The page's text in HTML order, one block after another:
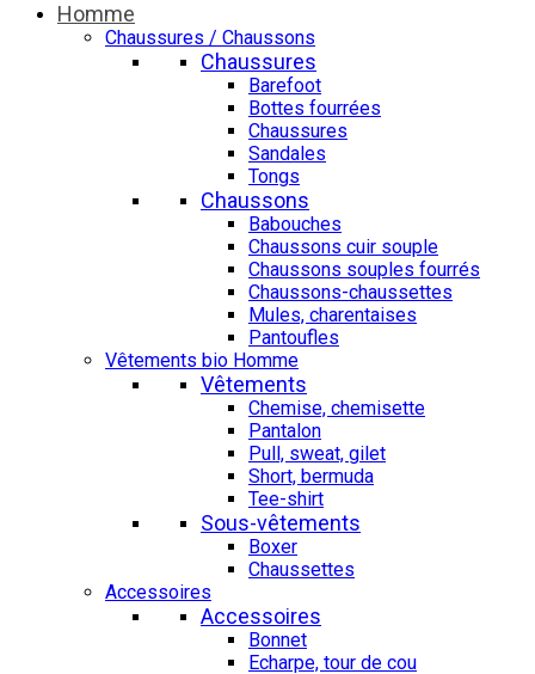
Homme
Chaussures / Chaussons
Chaussures
Barefoot
Bottes fourrées
Chaussures
Sandales
Tongs
Chaussons
Babouches
Chaussons cuir souple
Chaussons souples fourrés
Chaussons-chaussettes
Mules, charentaises
Pantoufles
Vêtements bio Homme
Vêtements
Chemise, chemisette
Pantalon
Pull, sweat, gilet
Short, bermuda
Tee-shirt
Sous-vêtements
Boxer
Chaussettes
Accessoires
Accessoires
Bonnet
Echarpe, tour de cou